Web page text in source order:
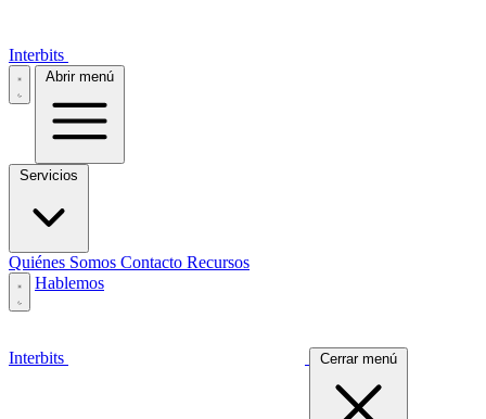
Interbits
Abrir menú
Servicios
Quiénes Somos Contacto Recursos
Hablemos
Interbits Cerrar menú